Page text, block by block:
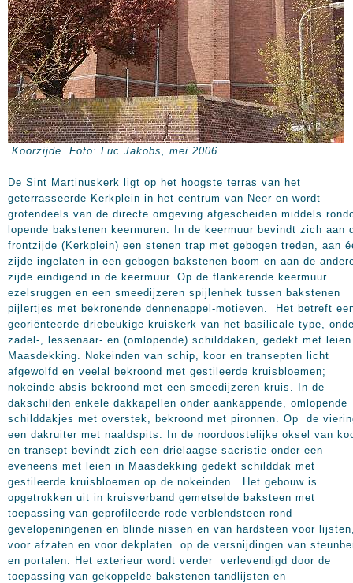
Koorzijde. Foto: Luc Jakobs, mei 2006
De Sint Martinuskerk ligt op het hoogste terras van het
geterrasseerde Kerkplein in het centrum van Neer en wordt
grotendeels van de directe omgeving afgescheiden middels
lopende bakstenen keermuren. In de keermuur bevindt zich aan
frontzijde (Kerkplein) een stenen trap met gebogen treden, aan
zijde ingelaten in een gebogen bakstenen boom en aan de
zijde eindigend in de keermuur. Op de flankerende keermuur
ezelsruggen en een smeedijzeren spijlenhek tussen bakstenen
pijlertjes met bekronende dennenappel-motieven. Het betreft
georiënteerde driebeukige kruiskerk van het basilicale type,
zadel-, lessenaar- en (omlopende) schilddaken, gedekt met
Maasdekking. Nokeinden van schip, koor en transepten licht
afgewolfd en veelal bekroond met gestileerde kruisbloemen;
nokeinde absis bekroond met een smeedijzeren kruis. In de
dakschilden enkele dakkapellen onder aankappende, omlopende
schilddakjes met overstek, bekroond met pironnen. Op de
een dakruiter met naaldspits. In de noordoostelijke oksel van
en transept bevindt zich een drielaagse sacristie onder een
eveneens met leien in Maasdekking gedekt schilddak met
gestileerde kruisbloemen op de nokeinden. Het gebouw is
opgetrokken uit in kruisverband gemetselde baksteen met
toepassing van geprofileerde rode verblendsteen rond
gevelopeningenen en blinde nissen en van hardsteen voor
voor afzaten en voor dekplaten op de versnijdingen van
en portalen. Het exterieur wordt verder verlevendigd door de
toepassing van gekoppelde bakstenen tandlijsten en